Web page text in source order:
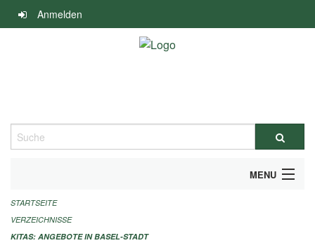
Navigation
überspringen
Anmelden
Suche
MENU
ALLGEMEINE INFORMATIONEN
IMPRESSUM
STARTSEITE
VERZEICHNISSE
KITAS: ANGEBOTE IN BASEL-STADT